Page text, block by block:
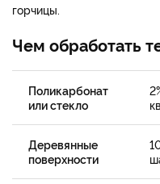
горчицы.
Чем обработать
Поликарбонат
или стекло
Деревянные
поверхности